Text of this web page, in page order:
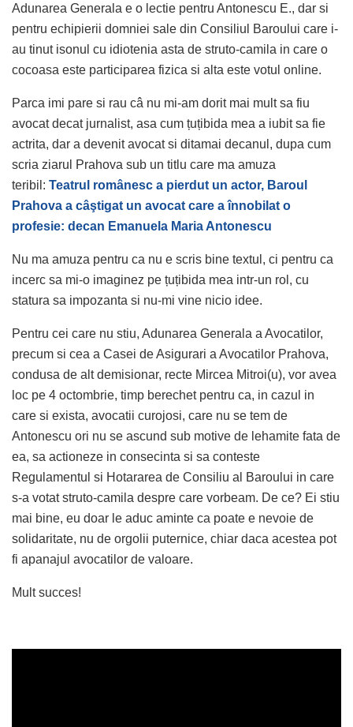
Adunarea Generala e o lectie pentru Antonescu E., dar si
pentru echipierii domniei sale din Consiliul Baroului care i-
au tinut isonul cu idiotenia asta de struto-camila in care o
cocoasa este participarea fizica si alta este votul online.
Parca imi pare si rau câ nu mi-am dorit mai mult sa fiu
avocat decat jurnalist, asa cum țuțibida mea a iubit sa fie
actrita, dar a devenit avocat si ditamai decanul, dupa cum
scria ziarul Prahova sub un titlu care ma amuza
teribil: Teatrul românesc a pierdut un actor, Baroul
Prahova a câştigat un avocat care a înnobilat o
profesie: decan Emanuela Maria Antonescu
Nu ma amuza pentru ca nu e scris bine textul, ci pentru ca
incerc sa mi-o imaginez pe țuțibida mea intr-un rol, cu
statura sa impozanta si nu-mi vine nicio idee.
Pentru cei care nu stiu, Adunarea Generala a Avocatilor,
precum si cea a Casei de Asigurari a Avocatilor Prahova,
condusa de alt demisionar, recte Mircea Mitroi(u), vor avea
loc pe 4 octombrie, timp berechet pentru ca, in cazul in
care si exista, avocatii curojosi, care nu se tem de
Antonescu ori nu se ascund sub motive de lehamite fata de
ea, sa actioneze in consecinta si sa conteste
Regulamentul si Hotararea de Consiliu al Baroului in care
s-a votat struto-camila despre care vorbeam. De ce? Ei stiu
mai bine, eu doar le aduc aminte ca poate e nevoie de
solidaritate, nu de orgolii puternice, chiar daca acestea pot
fi apanajul avocatilor de valoare.
Mult succes!